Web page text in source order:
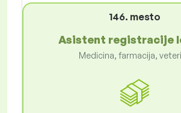
146. mesto
Asistent registracije
Medicina, farmacija,